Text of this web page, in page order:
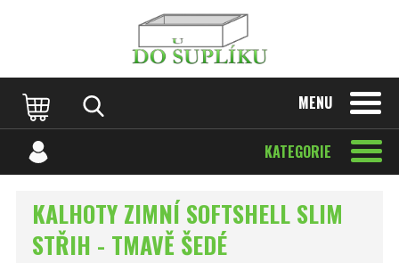
MENU
KATEGORIE
KALHOTY ZIMNÍ SOFTSHELL SLIM
STŘIH - TMAVĚ ŠEDÉ